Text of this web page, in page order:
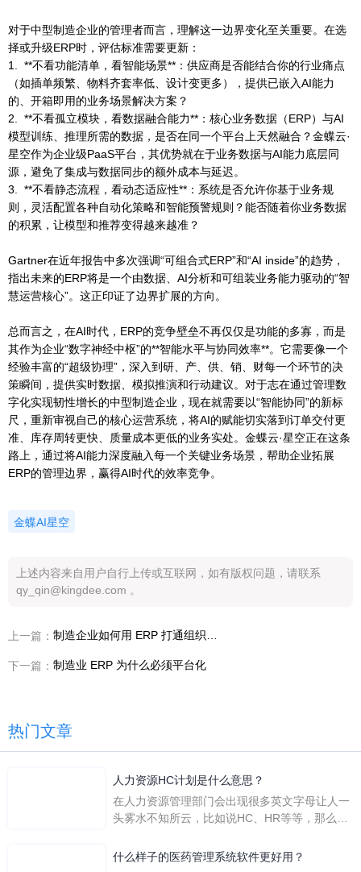
对于中型制造企业的管理者而言，理解这一边界变化至关重要。在选
择或升级ERP时，评估标准需要更新：
1. **不看功能清单，看智能场景**：供应商是否能结合你的行业痛点
（如插单频繁、物料齐套率低、设计变更多），提供已嵌入AI能力
的、开箱即用的业务场景解决方案？
2. **不看孤立模块，看数据融合能力**：核心业务数据（ERP）与AI
模型训练、推理所需的数据，是否在同一个平台上天然融合？金蝶云·
星空作为企业级PaaS平台，其优势就在于业务数据与AI能力底层同
源，避免了集成与数据同步的额外成本与延迟。
3. **不看静态流程，看动态适应性**：系统是否允许你基于业务规
则，灵活配置各种自动化策略和智能预警规则？能否随着你业务数据
的积累，让模型和推荐变得越来越准？
Gartner在近年报告中多次强调“可组合式ERP”和“AI inside”的趋势，
指出未来的ERP将是一个由数据、AI分析和可组装业务能力驱动的“智
慧运营核心”。这正印证了边界扩展的方向。
总而言之，在AI时代，ERP的竞争壁垒不再仅仅是功能的多寡，而是
其作为企业“数字神经中枢”的**智能水平与协同效率**。它需要像一个
经验丰富的“超级协理”，深入到研、产、供、销、财每一个环节的决
策瞬间，提供实时数据、模拟推演和行动建议。对于志在通过管理数
字化实现韧性增长的中型制造企业，现在就需要以“智能协同”的新标
尺，重新审视自己的核心运营系统，将AI的赋能切实落到订单交付更
准、库存周转更快、质量成本更低的业务实处。金蝶云·星空正在这条
路上，通过将AI能力深度融入每一个关键业务场景，帮助企业拓展
ERP的管理边界，赢得AI时代的效率竞争。
金蝶AI星空
上述内容来自用户自行上传或互联网，如有版权问题，请联系
qy_qin@kingdee.com 。
上一篇：
下一篇： 制造业 ERP 为什么必须平台化
热门文章
人力资源HC计划是什么意思？
在人力资源管理部门会出现很多英文字母让人一
头雾水不知所云，比如说HC、HR等等，那么它
么呢？
什么样子的医药管理系统软件更好用？